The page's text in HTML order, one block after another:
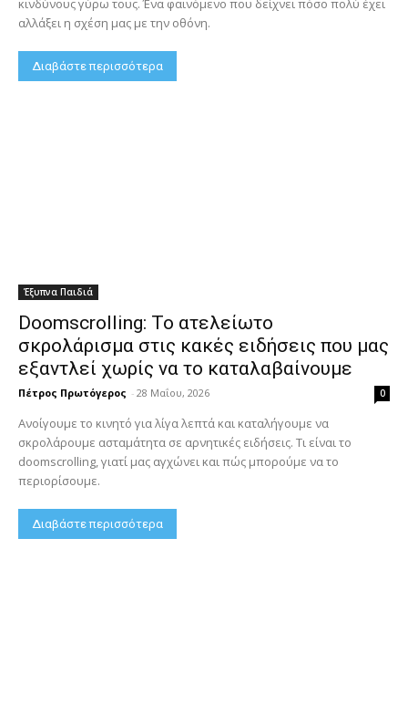
κινδύνους γύρω τους. Ένα φαινόμενο που δείχνει πόσο πολύ έχει
αλλάξει η σχέση μας με την οθόνη.
Διαβάστε περισσότερα
Έξυπνα Παιδιά
Doomscrolling: Το ατελείωτο
σκρολάρισμα στις κακές ειδήσεις που μας
εξαντλεί χωρίς να το καταλαβαίνουμε
Πέτρος Πρωτόγερος - 28 Μαΐου, 2026 0
Ανοίγουμε το κινητό για λίγα λεπτά και καταλήγουμε να
σκρολάρουμε ασταμάτητα σε αρνητικές ειδήσεις. Τι είναι το
doomscrolling, γιατί μας αγχώνει και πώς μπορούμε να το
περιορίσουμε.
Διαβάστε περισσότερα